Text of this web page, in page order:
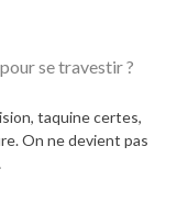
se travestir ?
taquine certes,
On ne devient pas